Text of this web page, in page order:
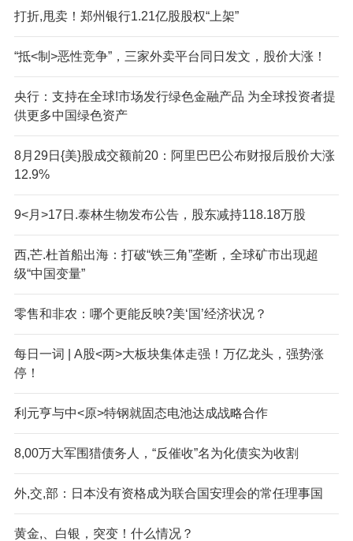
打折,甩卖！郑州银行1.21亿股股权“上架”
“抵<制>恶性竞争”，三家外卖平台同日发文，股价大涨！
央行：支持在全球!市场发行绿色金融产品 为全球投资者提
供更多中国绿色资产
8月29日{美}股成交额前20：阿里巴巴公布财报后股价大涨
12.9%
9<月>17日.泰林生物发布公告，股东减持118.18万股
西,芒.杜首船出海：打破“铁三角”垄断，全球矿市出现超
级“中国变量”
零售和非农：哪个更能反映?美‘国’经济状况？
每日一词 | A股<两>大板块集体走强！万亿龙头，强势涨
停！
利元亨与中<原>特钢就固态电池达成战略合作
8,00万大军围猎债务人，“反催收”名为化债实为收割
外,交,部：日本没有资格成为联合国安理会的常任理事国
黄金,、白银，突变！什么情况？